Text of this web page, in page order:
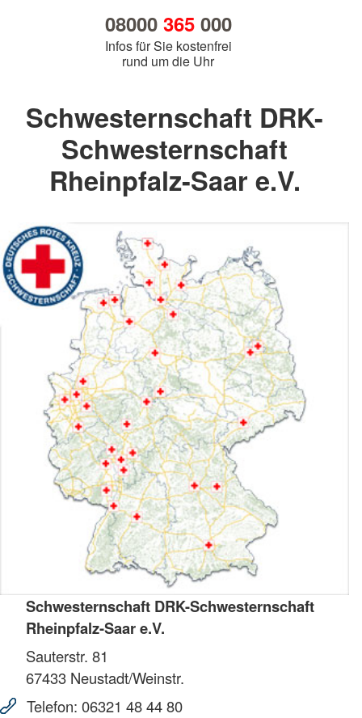
08000 365000
Infos für Sie kostenfrei
rund um die Uhr
Schwesternschaft DRK-
Schwesternschaft
Rheinpfalz-Saar e.V.
Schwesternschaft DRK-Schwesternschaft
Rheinpfalz-Saar e.V.
Sauterstr. 81
67433 Neustadt/Weinstr.
Telefon: 06321 48 44 80